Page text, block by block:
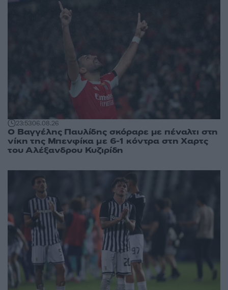
23:5306.08.26
Ο Βαγγέλης Παυλίδης σκόραρε με πέναλτι στη
νίκη της Μπενφίκα με 6-1 κόντρα στη Χαρτς
του Αλέξανδρου Κυζιρίδη